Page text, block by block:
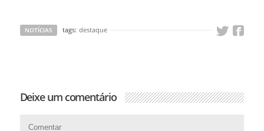
NOTÍCIAS tags: destaque
Deixe um comentário